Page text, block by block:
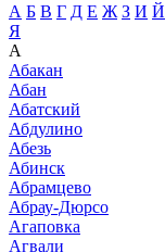
А Б В Г Д Е Ж З И Й
Я
А
Абакан
Абан
Абатский
Абдулино
Абезь
Абинск
Абрамцево
Абрау-Дюрсо
Агаповка
Агвали